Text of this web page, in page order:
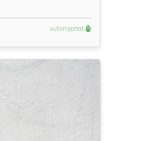
autoimported 🤖